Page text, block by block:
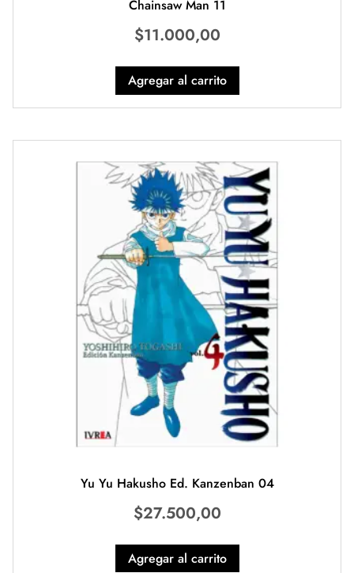
Chainsaw Man 11
$11.000,00
Agregar al carrito
Yu Yu Hakusho Ed. Kanzenban 04
$27.500,00
Agregar al carrito